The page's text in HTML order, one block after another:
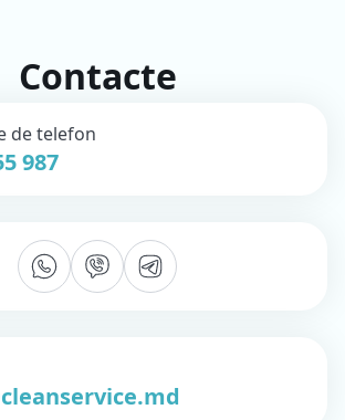
Contacte
de telefon
987